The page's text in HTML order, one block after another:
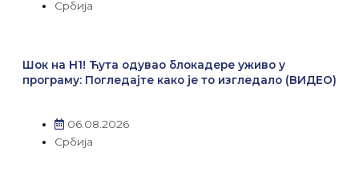
Србија
Шок на Н1! Ћута одувао блокадере уживо у
програму: Погледајте како је то изгледало (ВИДЕО)
06.08.2026
Србија